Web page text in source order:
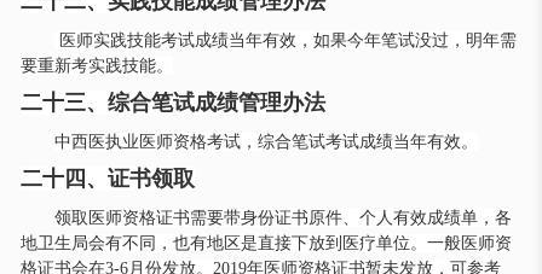
医师实践技能考试成绩当年有效，如果今年笔试没过，明年需
要重新考实践技能。
二十三、综合笔试成绩管理办法
中西医执业医师资格考试，综合笔试考试成绩当年有效。
二十四、证书领取
领取医师资格证书需要带身份证书原件、个人有效成绩单，各
地卫生局会有不同，也有地区是直接下放到医疗单位。一般医师资
格证书会在3-6月份发放。2019年医师资格证书暂未发放，可参考